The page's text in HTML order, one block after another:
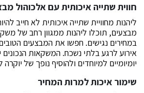
חווית שתייה איכותית עם אלכוהול
ליהנות מחוויית שתייה איכותית לא חייב
מבצעים, תוכלו ליהנות ממגוון רחב של
במחירים נגישים. חפשו את המבצעים
אירוע לרגע בלתי נשכח. המשקאות הנכונים
יומיומיים למיוחדים ולהוסיף נופך של יוקרה
שימור איכות למרות המחיר